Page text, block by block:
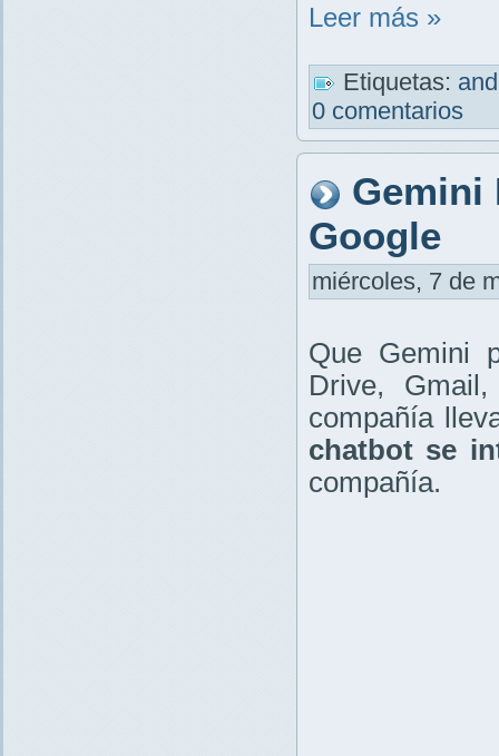
Leer más »
Etiquetas:
0 comentarios
Gemini
Google
miércoles, 7 de
Que Gemini
Drive,
compañía
chatbot se
compañía.